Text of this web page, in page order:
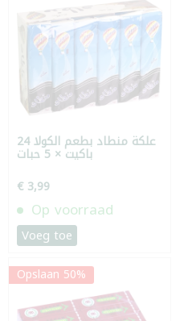
علكة منطاد بطعم الكولا 24
باكيت × 5 حبات
€ 3,99
Op voorraad
Voeg toe
Opslaan 50%